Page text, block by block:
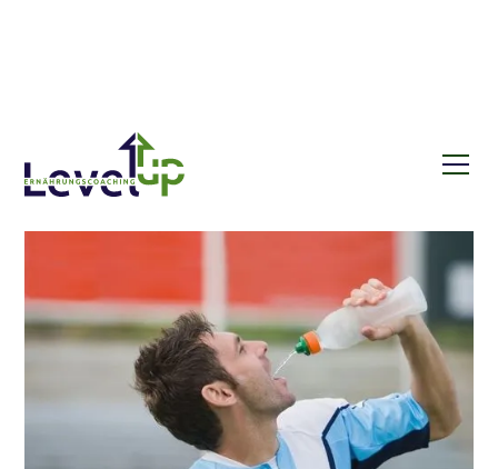
Kohlenhydrat-Mundspülung – Was bringt’s
wirklich?